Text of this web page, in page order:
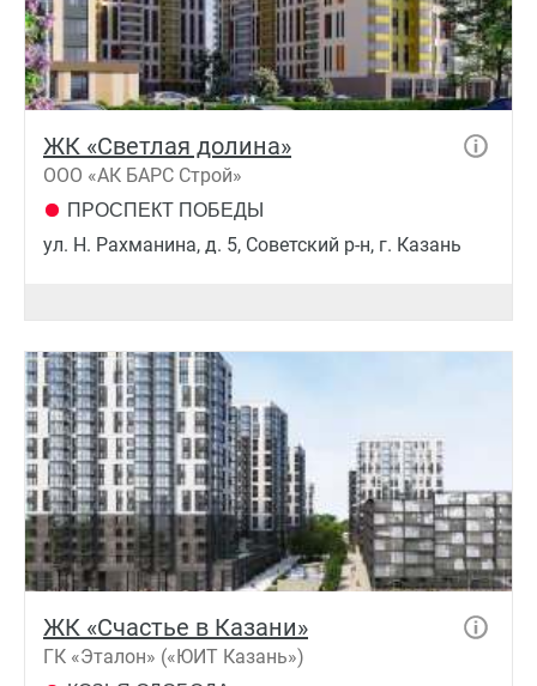
ЖК «Светлая долина»
ООО «АК БАРС Строй»
ПРОСПЕКТ ПОБЕДЫ
ул. Н. Рахманина, д. 5, Советский р-н, г. Казань
ЖК «Счастье в Казани»
ГК «Эталон» («ЮИТ Казань»)